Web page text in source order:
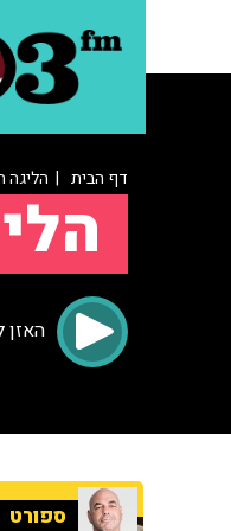
דף הבית | הליגה
ספורט